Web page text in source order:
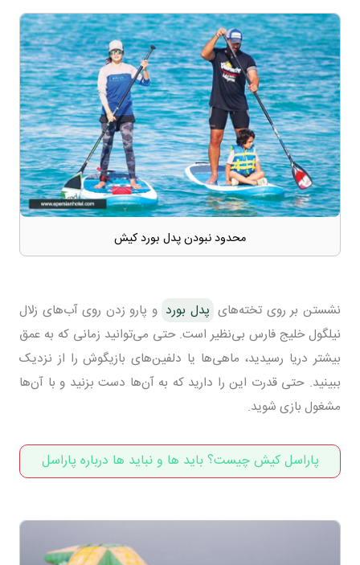
محدود نبودن پدل بورد کیش
نشستن بر روی تخته‌های پدل بورد و پارو زدن روی آب‌های زلال
نیلگول خلیج فارس بی‌نظیر است. حتی می‌توانید زمانی که به عمق
بیشتر دریا رسیدید، ماهی‌ها یا دلفین‌های بازیگوش را از نزدیک
ببینید. حتی قدرت این را دارید که به آن‌ها دست بزنید و با آن‌ها
مشغول بازی شوید.
پاراسل کیش چیست؟ باید ها و نباید ها درباره پاراسل